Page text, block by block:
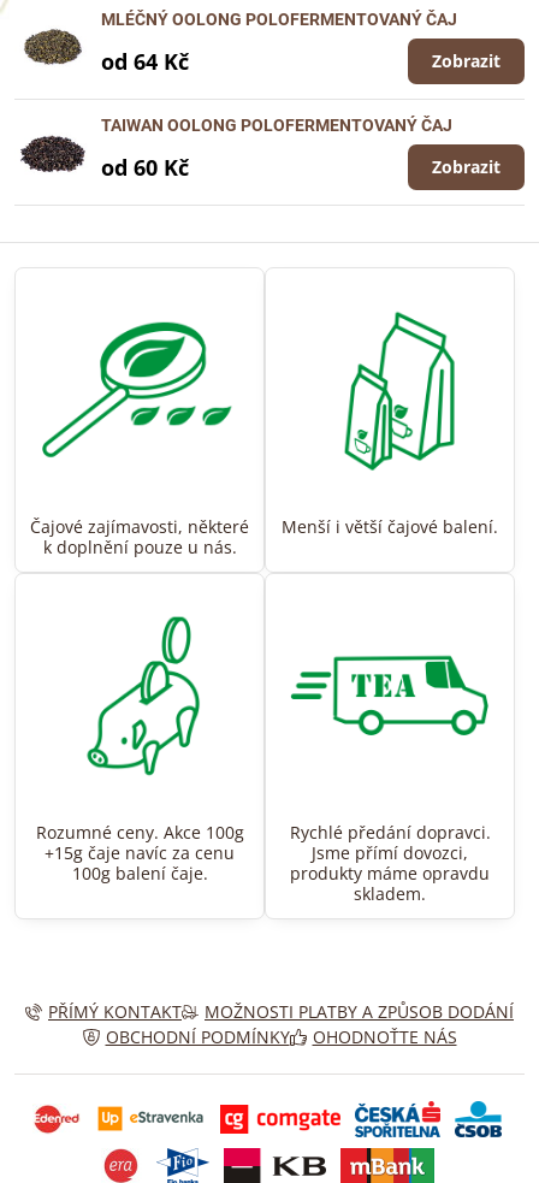
MLÉČNÝ OOLONG POLOFERMENTOVANÝ ČAJ
od 64 Kč Zobrazit
TAIWAN OOLONG POLOFERMENTOVANÝ ČAJ
od 60 Kč Zobrazit
Čajové zajímavosti, některé
k doplnění pouze u nás.
Menší i větší čajové balení.
Rozumné ceny. Akce 100g
+15g čaje navíc za cenu
100g balení čaje.
Rychlé předání dopravci.
Jsme přímí dovozci,
produkty máme opravdu
skladem.
PŘÍMÝ KONTAKT
MOŽNOSTI PLATBY A ZPŮSOB DODÁNÍ
OBCHODNÍ PODMÍNKY
OHODNOŤTE NÁS